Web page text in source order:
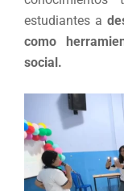
estudiantes a
como
social.